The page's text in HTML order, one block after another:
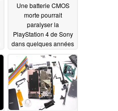
Une batterie CMOS
morte pourrait
paralyser la
PlayStation 4 de Sony
dans quelques années
03/26/2021